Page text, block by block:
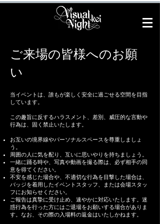
ご来場の皆様へのお願
い
当イベントは、誰もが楽しく安全に過ごせる空間を目指
しています。
この趣旨に反するハラスメント、差別、威圧的な言動や
行為は、固く禁止いたします。
お互いの境界線やパーソナルスペースを尊重しましょ
う。
周囲の人に気を配り、互いに思いやりを持ちましょう。
一緒に踊る時や、写真や動画を撮る際は、必ず相手の同
意を得てください。
不安を感じた場合や、不適切な行為を目撃した場合は、
バッジを着用したイベントスタッフ、または会場スタッ
フにお知らせください。
ご報告は真摯に受け止め、速やかに対応いたします。迷
惑行為を行った方にはご退場をお願いする場合がありま
す。なお、その際の入場料の返金はいたしかねます。